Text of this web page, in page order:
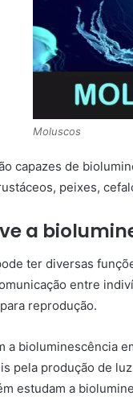
Moluscos
capazes de
peixes,
a
ter diversas
entre
reprodução.
a bioluminescência
pela produção de
estudam a